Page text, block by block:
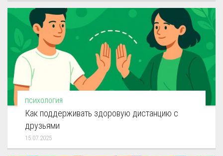
ПСИХОЛОГИЯ
Как поддерживать здоровую дистанцию с
друзьями
15.07.2025